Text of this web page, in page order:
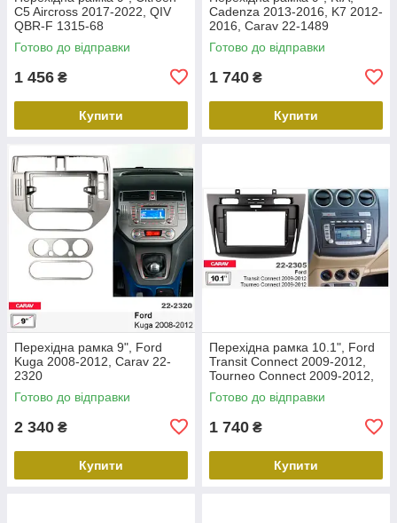
C5 Aircross 2017-2022, QIV
QBR-F 1315-68
Готово до відправки
1 456 ₴
Купити
Cadenza 2013-2016, K7 2012-
2016, Carav 22-1489
Готово до відправки
1 740 ₴
Купити
Перехідна рамка 9", Ford
Kuga 2008-2012, Carav 22-
2320
Готово до відправки
2 340 ₴
Купити
Перехідна рамка 10.1", Ford
Transit Connect 2009-2012,
Tourneo Connect 2009-2012,
Carav 22-2305
Готово до відправки
1 740 ₴
Купити